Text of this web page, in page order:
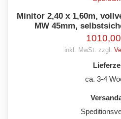
Minitor 2,40 x 1,60m,
MW 45mm,
inkl. MwSt. zzgl.
ca. 3-4